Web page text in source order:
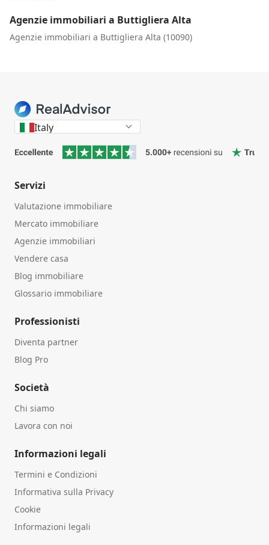
Agenzie immobiliari a Buttigliera Alta
Agenzie immobiliari a Buttigliera Alta (10090)
Italy
Servizi
Valutazione immobiliare
Mercato immobiliare
Agenzie immobiliari
Vendere casa
Blog immobiliare
Glossario immobiliare
Professionisti
Diventa partner
Blog Pro
Società
Chi siamo
Lavora con noi
Informazioni legali
Termini e Condizioni
Informativa sulla Privacy
Cookie
Informazioni legali